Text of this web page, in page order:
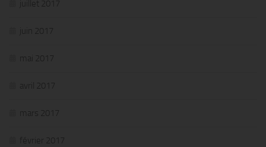
juillet 2017
juin 2017
mai 2017
avril 2017
mars 2017
février 2017